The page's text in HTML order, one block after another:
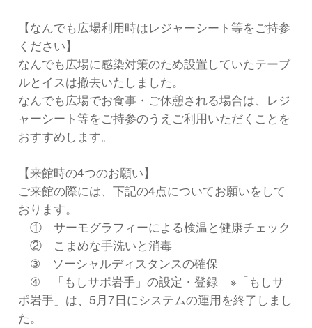
【なんでも広場利用時はレジャーシート等をご持参
ください】
なんでも広場に感染対策のため設置していたテーブ
ルとイスは撤去いたしました。
なんでも広場でお食事・ご休憩される場合は、レジ
ャーシート等をご持参のうえご利用いただくことを
おすすめします。
【来館時の4つのお願い】
ご来館の際には、下記の4点についてお願いをして
おります。
① サーモグラフィーによる検温と健康チェック
② こまめな手洗いと消毒
③ ソーシャルディスタンスの確保
④ 「もしサポ岩手」の設定・登録 ※「もしサ
ポ岩手」は、5月7日にシステムの運用を終了しまし
た。